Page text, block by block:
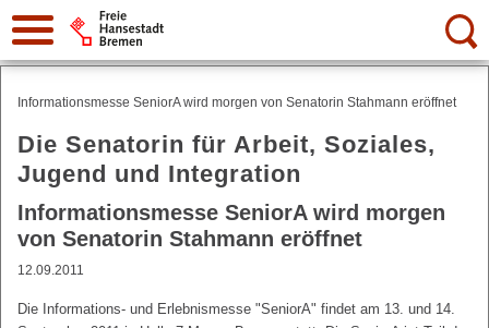
Suche:
Informationsmesse SeniorA wird morgen von Senatorin Stahmann eröffnet
Die Senatorin für Arbeit, Soziales,
Jugend und Integration
Informationsmesse SeniorA wird morgen
von Senatorin Stahmann eröffnet
12.09.2011
Die Informations- und Erlebnismesse "SeniorA" findet am 13. und 14.